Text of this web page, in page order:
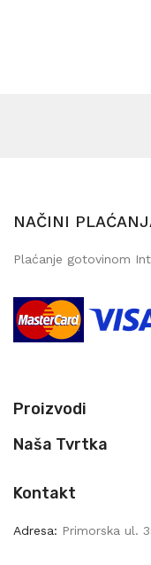
NAČINI
Plaćanje gotovinom
Proizvodi
Naša Tvrtka
Kontakt
Adresa: Primorska ul.